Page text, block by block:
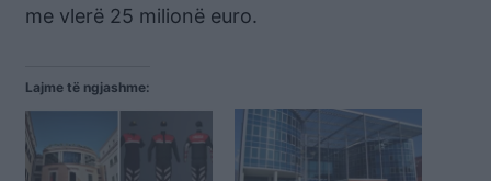
me vlerë 25 milionë euro.
Lajme të ngjashme: